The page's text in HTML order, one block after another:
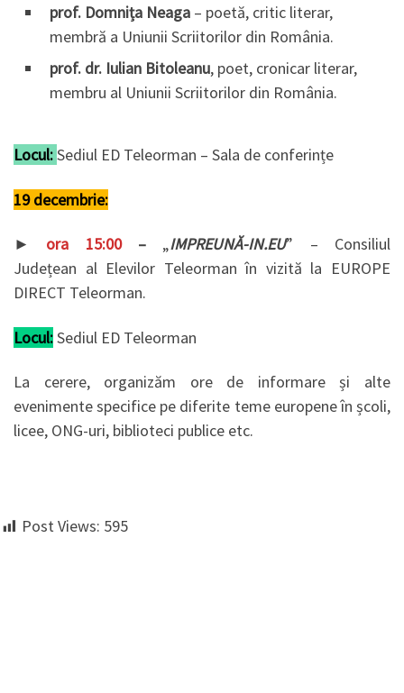
prof. Domnița Neaga – poetă, critic literar,
membră a Uniunii Scriitorilor din România.
prof. dr. Iulian Bitoleanu, poet, cronicar literar,
membru al Uniunii Scriitorilor din România.
Locul:Sediul ED Teleorman – Sala de conferințe
19 decembrie:
► ora 15:00– „IMPREUNĂ-IN.EU” – Consiliul
Județean al Elevilor Teleorman în vizită la EUROPE
DIRECT Teleorman.
Locul:Sediul ED Teleorman
La cerere, organizăm ore de informare și alte
evenimente specifice pe diferite teme europene în școli,
licee, ONG-uri, biblioteci publice etc.
Post Views: 595